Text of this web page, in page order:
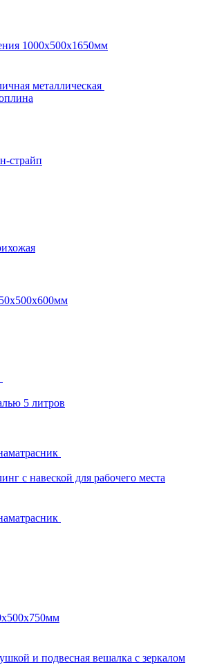
1000x500x1650мм
металлическая
страйп
5 литров
с навеской для рабочего места
и подвесная вешалка с зеркалом